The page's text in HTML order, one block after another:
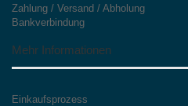
Zahlung / Versand / Abholung
Bankverbindung
Mehr Informationen
Einkaufsprozess